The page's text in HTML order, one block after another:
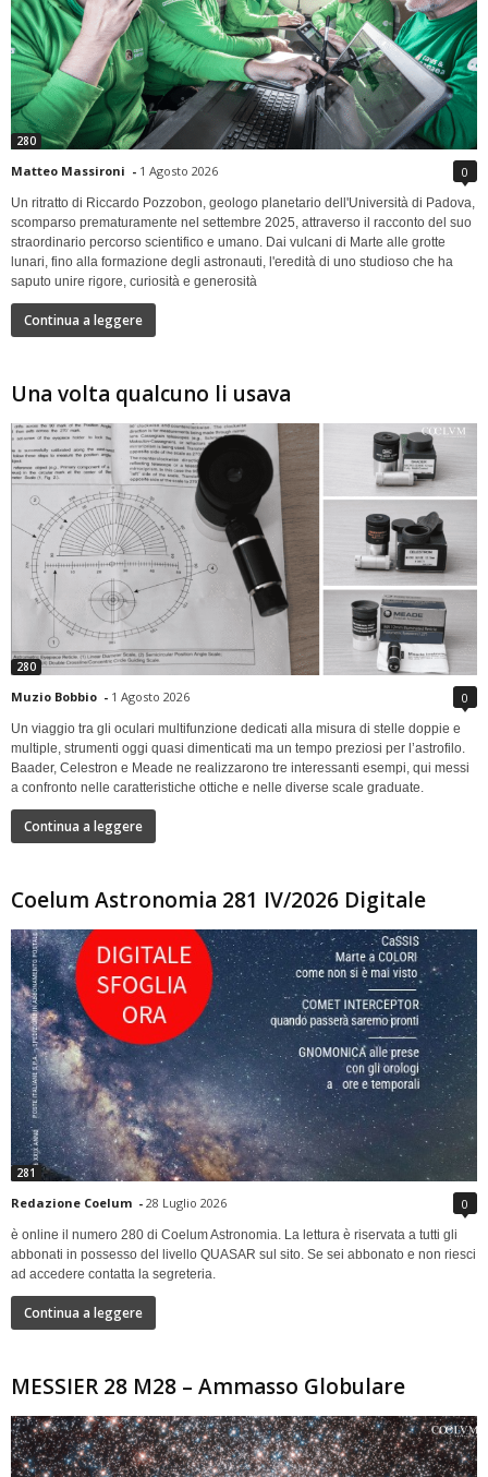
280
Matteo Massironi - 1 Agosto 2026 0
Un ritratto di Riccardo Pozzobon, geologo planetario dell'Università di Padova,
scomparso prematuramente nel settembre 2025, attraverso il racconto del suo
straordinario percorso scientifico e umano. Dai vulcani di Marte alle grotte
lunari, fino alla formazione degli astronauti, l'eredità di uno studioso che ha
saputo unire rigore, curiosità e generosità
Continua a leggere
Una volta qualcuno li usava
280
Muzio Bobbio - 1 Agosto 2026 0
Un viaggio tra gli oculari multifunzione dedicati alla misura di stelle doppie e
multiple, strumenti oggi quasi dimenticati ma un tempo preziosi per l’astrofilo.
Baader, Celestron e Meade ne realizzarono tre interessanti esempi, qui messi
a confronto nelle caratteristiche ottiche e nelle diverse scale graduate.
Continua a leggere
Coelum Astronomia 281 IV/2026 Digitale
281
Redazione Coelum - 28 Luglio 2026 0
è online il numero 280 di Coelum Astronomia. La lettura è riservata a tutti gli
abbonati in possesso del livello QUASAR sul sito. Se sei abbonato e non riesci
ad accedere contatta la segreteria.
Continua a leggere
MESSIER 28 M28 – Ammasso Globulare